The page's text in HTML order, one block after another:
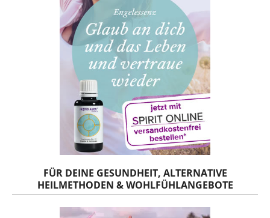
FÜR DEINE GESUNDHEIT, ALTERNATIVE
HEILMETHODEN & WOHLFÜHLANGEBOTE